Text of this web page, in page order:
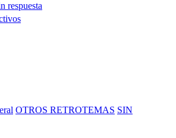
respuesta
OTROS RETROTEMAS SIN